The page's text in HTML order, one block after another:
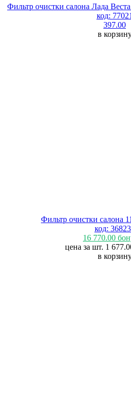
Фильтр очистки салона Лада
код: 77021
397.00
в
Фильтр очистки салона
код:
16 770.00
цена за шт. 1
в